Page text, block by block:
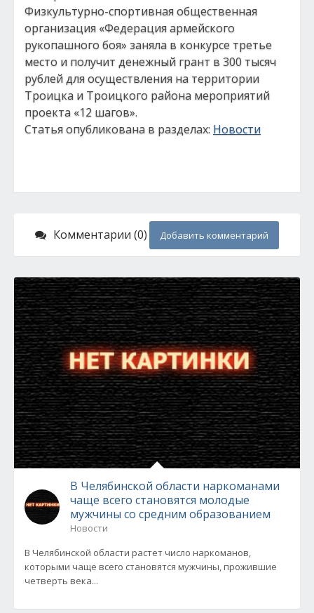
Физкультурно-спортивная общественная
организация «Федерация армейского
рукопашного боя» заняла в конкурсе третье
место и получит денежный грант в 300 тысяч
рублей для осуществления на территории
Троицка и Троицкого района мероприятий
проекта «12 шагов».
Статья опубликована в разделах: Новости
Комментарии (0) Добавить комментарий
В Челябинской области наркоманами
чаще всего становятся молодые
мужчины со средним образованием
Новости
В Челябинской области растет число наркоманов,
которыми чаще всего становятся мужчины, прожившие
четверть века...